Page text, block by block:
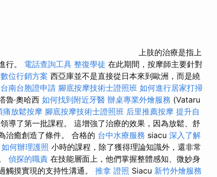
上肢的治療是指上
行。 電話查詢工具 整復學徒 在此期間，按摩師主要針對
位行銷方案 西亞庫並不是直接從日本來到歐洲，而是繞
台南台胞證申請 腳底按摩技術士證照班 如何進行居家打掃
魯·奧哈西 如何找到附近牙醫 辦桌專業外燴服務 (Vataru
痛放鬆按摩 腳底按摩技術士證照班 后里推薦按摩 提升自
導了第一批課程。 這增強了治療的效果，因為放鬆、舒
治癒創造了條件。 合格的 台中水療服務 siacu 深入了解
如何辦理護照 小時的課程，除了獲得理論知識外，還非常
偵探的職責 在技​​能層面上，他們掌握整體感知、微妙身
觸摸實現的支持性溝通。 推拿 證照 Siacu 新竹外燴服務